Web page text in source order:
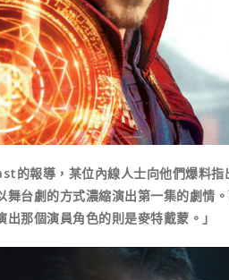
導，某位內線人士向他們爆料指
台劇的方式濃縮演出第一集的劇情
那個演員角色的則是麥特戴蒙。」